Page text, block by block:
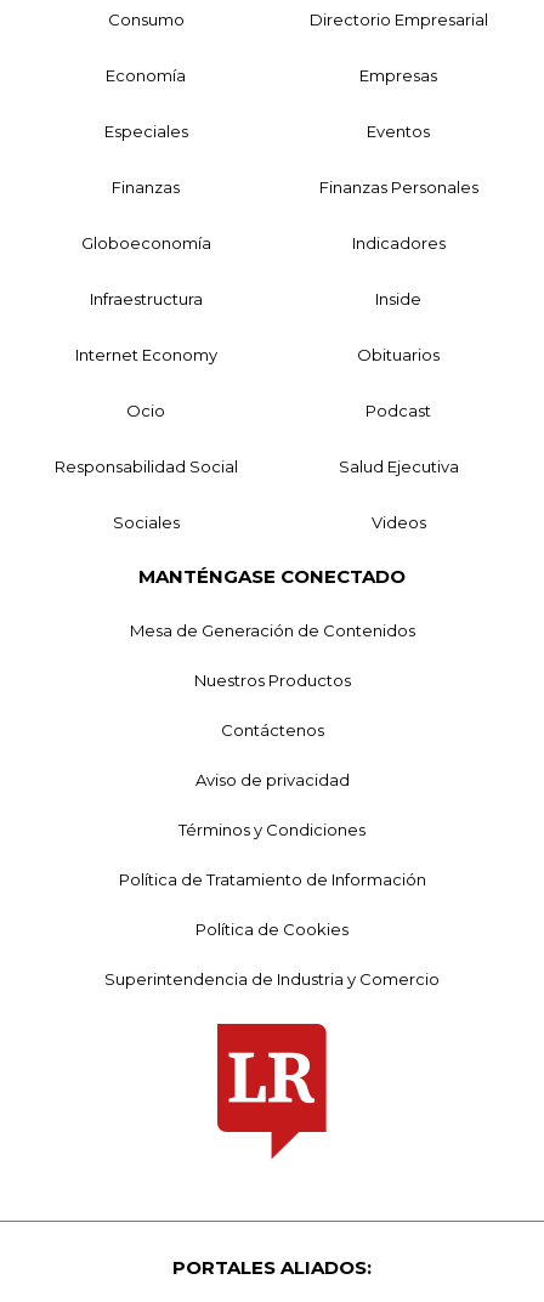
Consumo Directorio Empresarial
Economía Empresas
Especiales Eventos
Finanzas Finanzas Personales
Globoeconomía Indicadores
Infraestructura Inside
Internet Economy Obituarios
Ocio Podcast
Responsabilidad Social Salud Ejecutiva
Sociales Videos
MANTÉNGASE CONECTADO
Mesa de Generación de Contenidos
Nuestros Productos
Contáctenos
Aviso de privacidad
Términos y Condiciones
Política de Tratamiento de Información
Política de Cookies
Superintendencia de Industria y Comercio
PORTALES ALIADOS: